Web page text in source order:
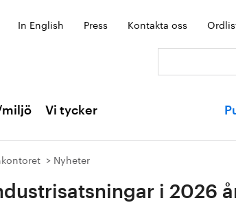
In English Press Kontakta oss
miljö Vi tycker
Nyheter
i 2026